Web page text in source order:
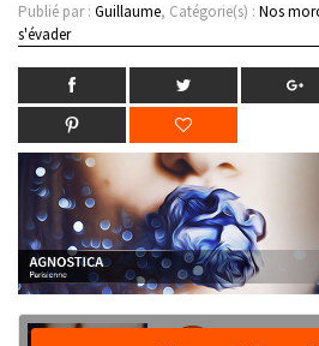
Publié par : Guillaume, Catégorie(s) : Nos
s'évader